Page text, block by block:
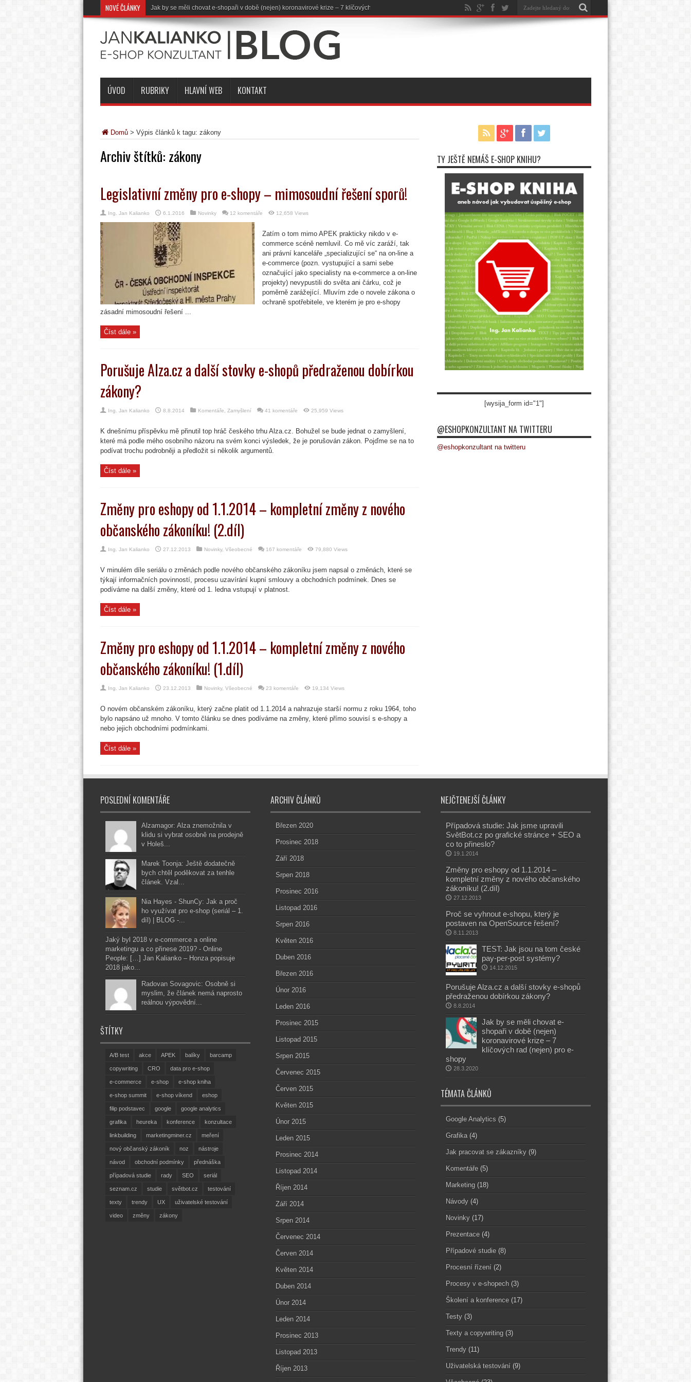
NOVÉ ČLÁNKY Shrnutí roku 2018 a co připravuji na rok 2019
ÚVOD RUBRIKY HLAVNÍ WEB KONTAKT
Domů> Výpis článků k tagu: zákony
Archiv štítků: zákony
Legislativní změny pro e-shopy – mimosoudní řešení sporů!
Ing. Jan Kalianko 6.1.2016 Novinky 12 komentáře 12,658 Views
Zatím o tom mimo APEK prakticky nikdo v e-
commerce scéně nemluvil. Co mě víc zaráží, tak
ani právní kanceláře „specializující se“ na on-line a
e-commerce (pozn. vystupující a sami sebe
označující jako specialisty na e-commerce a on-line
projekty) nevypustili do světa ani čárku, což je
poměrně zarážející. Mluvím zde o novele zákona o
ochraně spotřebitele, ve kterém je pro e-shopy
zásadní mimosoudní řešení ...
Číst dále »
Porušuje Alza.cz a další stovky e-shopů předraženou dobírkou
zákony?
Ing. Jan Kalianko 8.8.2014 Komentáře Zamyšlení 41 komentáře 25,959 Views
K dnešnímu příspěvku mě přinutil top hráč českého trhu Alza.cz. Bohužel se bude jednat o zamyšlení,
které má podle mého osobního názoru na svém konci výsledek, že je porušován zákon. Pojďme se na to
podívat trochu podrobněji a předložit si několik argumentů.
Číst dále »
Změny pro eshopy od 1.1.2014 – kompletní změny z nového
občanského zákoníku! (2.díl)
Ing. Jan Kalianko 27.12.2013 Novinky, Všeobecné 167 komentáře 79,880 Views
V minulém díle seriálu o změnách podle nového občanského zákoníku jsem napsal o změnách, které se
týkají informačních povinností, procesu uzavírání kupní smlouvy a obchodních podmínek. Dnes se
podíváme na další změny, které od 1. ledna vstupují v platnost.
Číst dále »
Změny pro eshopy od 1.1.2014 – kompletní změny z nového
občanského zákoníku! (1.díl)
Ing. Jan Kalianko 23.12.2013 Novinky, Všeobecné 23 komentáře 19,134 Views
O novém občanském zákoníku, který začne platit od 1.1.2014 a nahrazuje starší normu z roku 1964, toho
bylo napsáno už mnoho. V tomto článku se dnes podíváme na změny, které přímo souvisí s e-shopy a
nebo jejich obchodními podmínkami.
Číst dále »
TY JEŠTĚ NEMÁŠ E-SHOP KNIHU?
[wysija_form id="1"]
@ESHOPKONZULTANT NA TWITTERU
@eshopkonzultant na twitteru
POSLEDNÍ KOMENTÁŘE
Alzamagor: Alza znemožnila v
klidu si vybrat osobně na prodejně
v Holeš...
Marek Toonja: Ještě dodatečně
bych chtěl poděkovat za tenhle
článek. Vzal...
Nia Hayes - ShunCy: Jak a proč
ho využívat pro e-shop (seriál – 1.
díl) | BLOG -...
Jaký byl 2018 v e-commerce a online
marketingu a co přinese 2019? - Online
People: […] Jan Kalianko – Honza popisuje
2018 jako...
Radovan Sovagovic: Osobně si
myslim, že článek nemá naprosto
reálnou výpovědní...
ŠTÍTKY
A/B test akce APEK balíky barcamp
copywriting CRO data pro e-shop
e-commerce e-shop e-shop kniha
e-shop summit e-shop víkend eshop
filip podstavec google google analytics
grafika heureka konference konzultace
linkbuilding marketingminer.cz meření
nový občanský zákoník noz nástroje
návod obchodní podmínky přednáška
případová studie rady SEO seriál
seznam.cz studie světbot.cz testování
texty trendy UX uživatelské testování
video změny zákony
ARCHIV ČLÁNKŮ
Březen 2020
Prosinec 2018
Září 2018
Srpen 2018
Prosinec 2016
Listopad 2016
Srpen 2016
Květen 2016
Duben 2016
Březen 2016
Únor 2016
Leden 2016
Prosinec 2015
Listopad 2015
Srpen 2015
Červenec 2015
Červen 2015
Květen 2015
Únor 2015
Leden 2015
Prosinec 2014
Listopad 2014
Říjen 2014
Září 2014
Srpen 2014
Červenec 2014
Červen 2014
Květen 2014
Duben 2014
Únor 2014
Leden 2014
Prosinec 2013
Listopad 2013
Říjen 2013
NEJČTENEJŠÍ ČLÁNKY
Případová studie: Jak jsme upravili
SvětBot.cz po grafické stránce + SEO a
co to přineslo?
19.1.2014
Změny pro eshopy od 1.1.2014 –
kompletní změny z nového občanského
zákoníku! (2.díl)
27.12.2013
Proč se vyhnout e-shopu, který je
postaven na OpenSource řešení?
8.11.2013
TEST: Jak jsou na tom české
pay-per-post systémy?
14.12.2015
Porušuje Alza.cz a další stovky e-shopů
předraženou dobírkou zákony?
8.8.2014
Jak by se měli chovat e-
shopaři v době (nejen)
koronavirové krize – 7
klíčových rad (nejen) pro e-
shopy
28.3.2020
TÉMATA ČLÁNKŮ
Google Analytics (5)
Grafika(4)
Jak pracovat se zákazníky(9)
Komentáře(5)
Marketing(18)
Návody(4)
Novinky(17)
Prezentace(4)
Případové studie(8)
Procesní řízení(2)
Procesy v e-shopech(3)
Školení a konference(17)
Testy(3)
Texty a copywriting(3)
Trendy(11)
Uživatelská testování(9)